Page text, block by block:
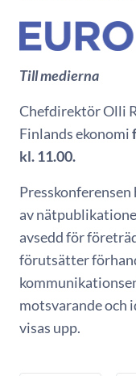
Till medierna
Chefdirektör Olli
Finlands ekonomi
kl. 11.00.
av
avsedd för
förutsätter
motsvarande och
visas upp.